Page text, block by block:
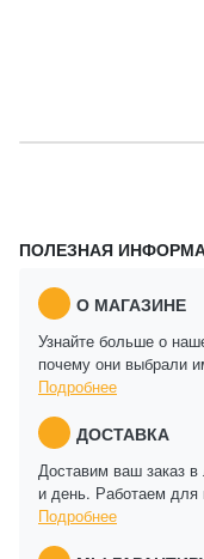
ПОЛЕЗНАЯ
О МАГАЗИНЕ
Узнайте больше о
почему они выбрали
Подробнее
ДОСТАВКА
Доставим ваш заказ
и день. Работаем
Подробнее